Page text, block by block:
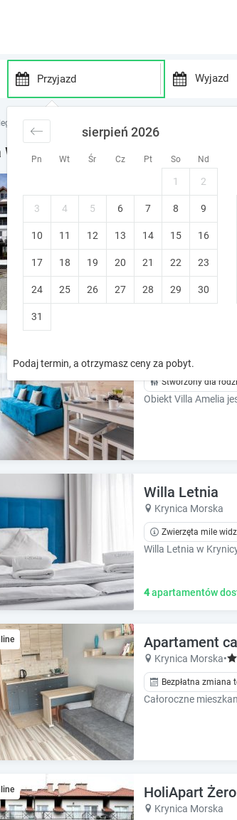
P
e
s
s
d
o
w
n
r
e
y
t
o
i
t
e
t
t
h
t
h
e
c
a
l
n
d
a
r
n
d
d
w
a
e
y
t
r
a
t
w
h
e
c
l
e
n
d
Pn Wt Śr Cz Pt So Nd
sierpień 2026
1 2
3 4 5 6 7 8 9
10 11 12 13 14 15 16
17 18 19 20 21 22 23
24 25 26 27 28 29 30
31
Podaj termin, a otrzymasz ceny za pobyt.
nad morzem
w Krynicy Morskiej
Hotel Krynica
Krynica Morska
Śniadanie
Krynica Morska
Stworzony dla
Willa Letnia
Krynica Morska
Zwierzęta mile
4apartamentów
Apartament
Krynica Morska•
Bezpłatna zmiana
HoliApart
Krynica Morska